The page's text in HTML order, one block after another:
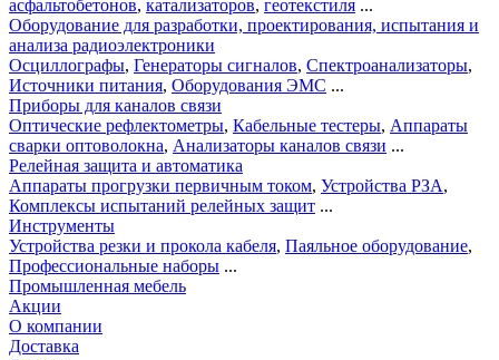
асфальтобетонов, катализаторов, геотекстиля ...
Оборудование для разработки, проектирования, испытания и
анализа радиоэлектроники
Осциллографы, Генераторы сигналов, Спектроанализаторы,
Источники питания, Оборудования ЭМС ...
Приборы для каналов связи
Оптические рефлектометры, Кабельные тестеры, Аппараты
сварки оптоволокна, Анализаторы каналов связи ...
Релейная защита и автоматика
Аппараты прогрузки первичным током, Устройства РЗА,
Комплексы испытаний релейных защит ...
Инструменты
Устройства резки и прокола кабеля, Паяльное оборудование,
Профессиональные наборы ...
Промышленная мебель
Акции
О компании
Доставка